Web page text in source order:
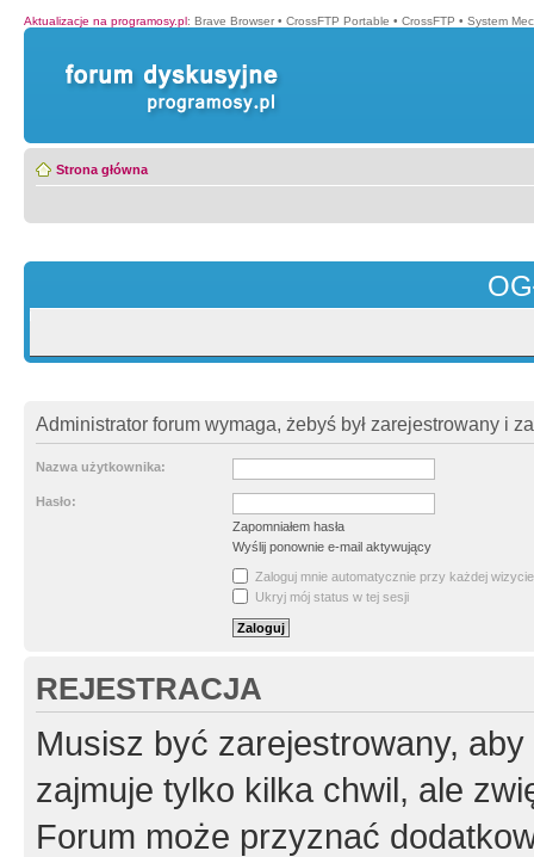
Aktualizacje na programosy.pl: Brave Browser • CrossFTP Portable • CrossFTP • System
Strona główna
Administrator forum wymaga, żebyś był zarejestrowany i
Nazwa użytkownika:
Hasło:
Zapomniałem hasła
Wyślij ponownie e-mail aktywujący
Zaloguj mnie automatycznie przy każdej wizycie
Ukryj mój status w tej sesji
REJESTRACJA
Musisz być zarejestrowany,
zajmuje tylko kilka chwil, ale
Forum może przyznać